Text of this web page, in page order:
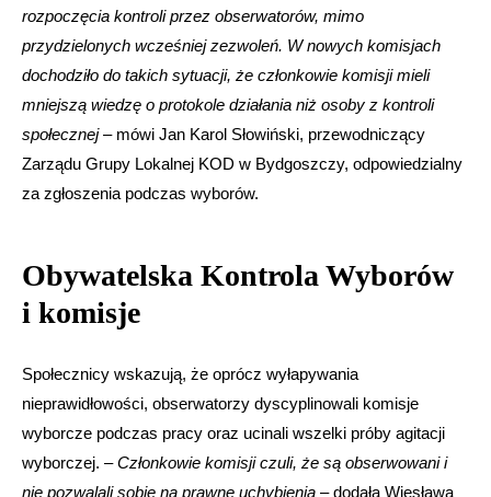
rozpoczęcia kontroli przez obserwatorów, mimo
przydzielonych wcześniej zezwoleń. W nowych komisjach
dochodziło do takich sytuacji, że członkowie komisji mieli
mniejszą wiedzę o protokole działania niż osoby z kontroli
społecznej– mówi Jan Karol Słowiński, przewodniczący
Zarządu Grupy Lokalnej KOD w Bydgoszczy, odpowiedzialny
za zgłoszenia podczas wyborów.
Obywatelska Kontrola Wyborów
i komisje
Społecznicy wskazują, że oprócz wyłapywania
nieprawidłowości, obserwatorzy dyscyplinowali komisje
wyborcze podczas pracy oraz ucinali wszelki próby agitacji
wyborczej. –Członkowie komisji czuli, że są obserwowani i
nie pozwalali sobie na prawne uchybienia – dodała Wiesława